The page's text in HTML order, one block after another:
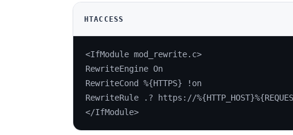
HTACCESS
<IfModule mod_rewrite.c>
RewriteEngine On
RewriteCond %{HTTPS} !on
RewriteRule .? https://
</IfModule>